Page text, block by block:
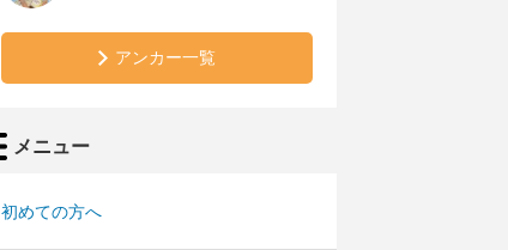
アンカー一覧
メニュー
初めての方へ